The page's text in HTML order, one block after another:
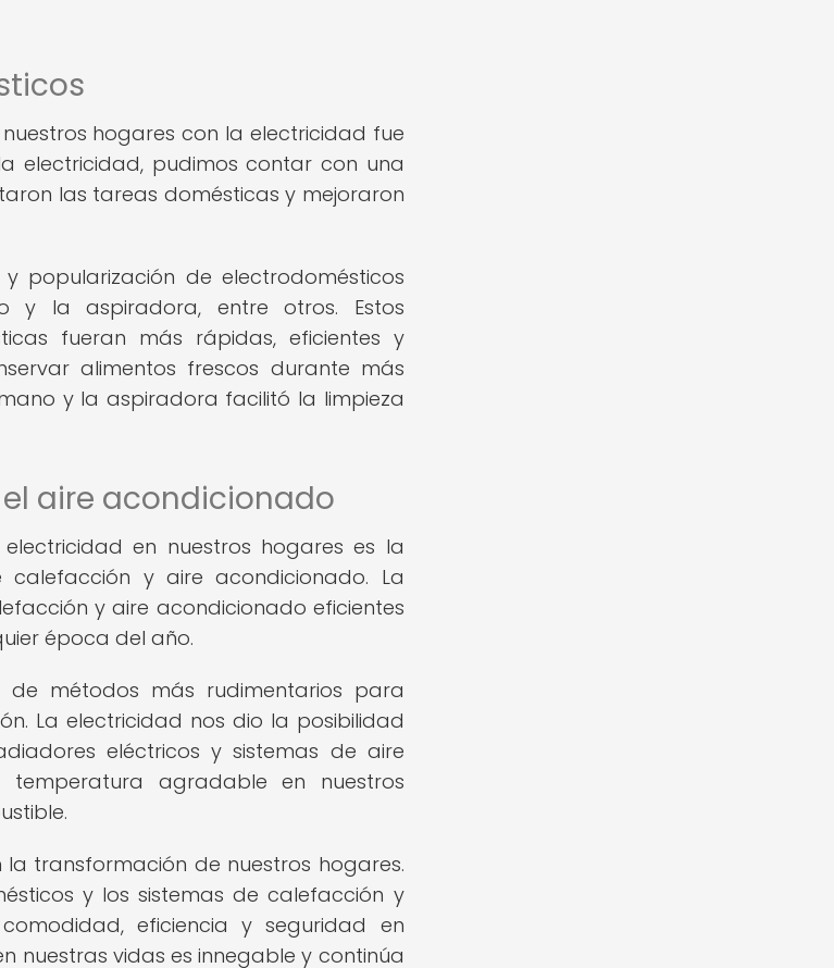
hogares con la electricidad fue
electricidad, pudimos contar con una
las tareas domésticas y mejoraron
popularización de electrodomésticos
y la aspiradora, entre otros. Estos
fueran más rápidas, eficientes y
alimentos frescos durante más
y la aspiradora facilitó la limpieza
aire acondicionado
en nuestros hogares es la
y aire acondicionado. La
y aire acondicionado eficientes
época del año.
métodos más rudimentarios para
La electricidad nos dio la posibilidad
eléctricos y sistemas de aire
agradable en nuestros
transformación de nuestros hogares.
y los sistemas de calefacción y
eficiencia y seguridad en
nuestras vidas es innegable y continúa